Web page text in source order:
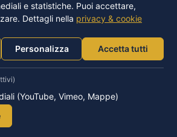
l’informativa sulla privacy
– ONLUS – P.IVA 93016260502 |
Policy
e statistiche. Puoi accettare,
Dettagli nella privacy & cookie
Personalizza Accetta tutti
(YouTube, Vimeo, Mappe)